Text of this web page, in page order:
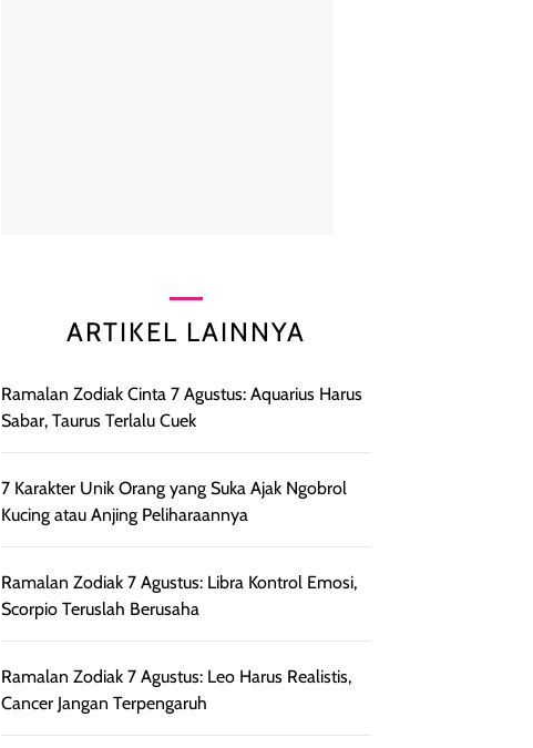
ARTIKEL LAINNYA
Ramalan Zodiak Cinta 7 Agustus: Aquarius Harus
Sabar, Taurus Terlalu Cuek
7 Karakter Unik Orang yang Suka Ajak Ngobrol
Kucing atau Anjing Peliharaannya
Ramalan Zodiak 7 Agustus: Libra Kontrol Emosi,
Scorpio Teruslah Berusaha
Ramalan Zodiak 7 Agustus: Leo Harus Realistis,
Cancer Jangan Terpengaruh